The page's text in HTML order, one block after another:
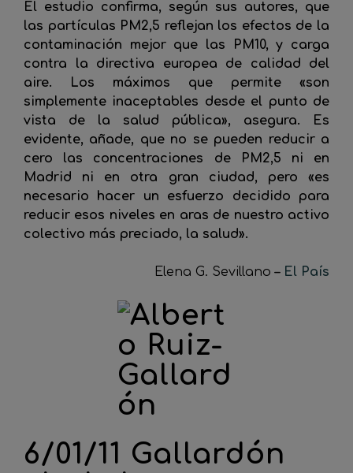
El estudio confirma, según sus autores, que
las partículas PM2,5 reflejan los efectos de la
contaminación mejor que las PM10, y carga
contra la directiva europea de calidad del
aire. Los máximos que permite «son
simplemente inaceptables desde el punto de
vista de la salud pública», asegura. Es
evidente, añade, que no se pueden reducir a
cero las concentraciones de PM2,5 ni en
Madrid ni en otra gran ciudad, pero «es
necesario hacer un esfuerzo decidido para
reducir esos niveles en aras de nuestro activo
colectivo más preciado, la salud».
Elena G. Sevillano – El País
6/01/11 Gallardón